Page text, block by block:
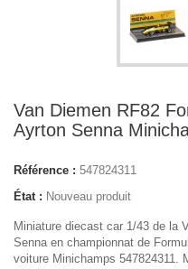
Van Diemen RF82
Ayrton Senna
Référence : 547824311
État : Nouveau produit
Miniature diecast car 1/43 de la
Senna en championnat de
voiture Minichamps 547824311.